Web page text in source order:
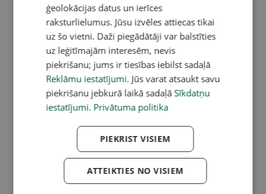
ģeolokācijas datus un ierīces
raksturlielumus. Jūsu izvēles attiecas tikai
uz šo vietni. Daži piegādātāji var balstīties
uz leģitīmajām interesēm, nevis
piekrišanu; jums ir tiesības iebilst sadaļā
Reklāmu iestatījumi. Jūs varat atsaukt savu
piekrišanu jebkurā laikā sadaļā Sīkdatņu
iestatījumi. Privātuma politika
PIEKRIST VISIEM
ATTEIKTIES NO VISIEM